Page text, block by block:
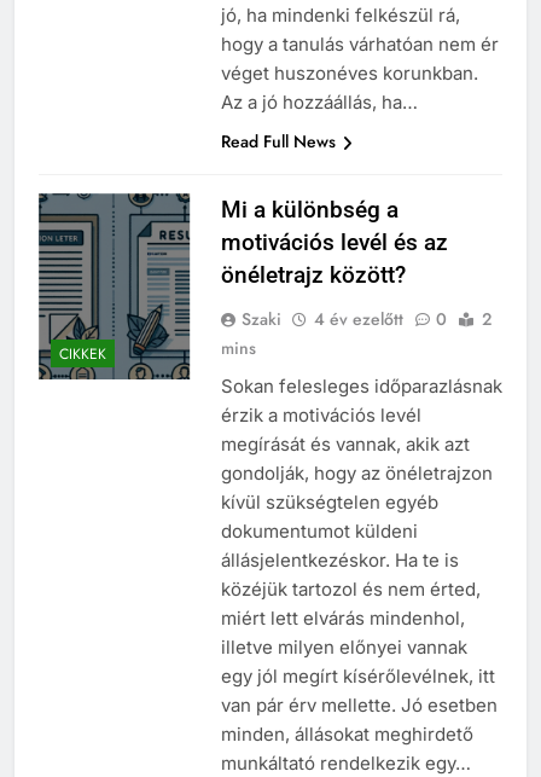
jó, ha mindenki felkészül rá,
hogy a tanulás várhatóan nem ér
véget huszonéves korunkban.
Az a jó hozzáállás, ha…
Read Full News
CIKKEK
Mi a különbség a
motivációs levél és az
önéletrajz között?
Szaki 4 év ezelőtt 0
2
mins
Sokan felesleges időparazlásnak
érzik a motivációs levél
megírását és vannak, akik azt
gondolják, hogy az önéletrajzon
kívül szükségtelen egyéb
dokumentumot küldeni
állásjelentkezéskor. Ha te is
közéjük tartozol és nem érted,
miért lett elvárás mindenhol,
illetve milyen előnyei vannak
egy jól megírt kísérőlevélnek, itt
van pár érv mellette. Jó esetben
minden, állásokat meghirdető
munkáltató rendelkezik egy…